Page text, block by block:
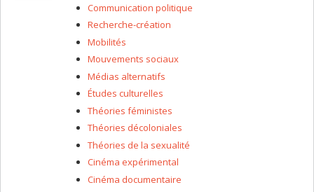
Communication politique
Recherche-création
Mobilités
Mouvements sociaux
Médias alternatifs
Études culturelles
Théories féministes
Théories décoloniales
Théories de la sexualité
Cinéma expérimental
Cinéma documentaire